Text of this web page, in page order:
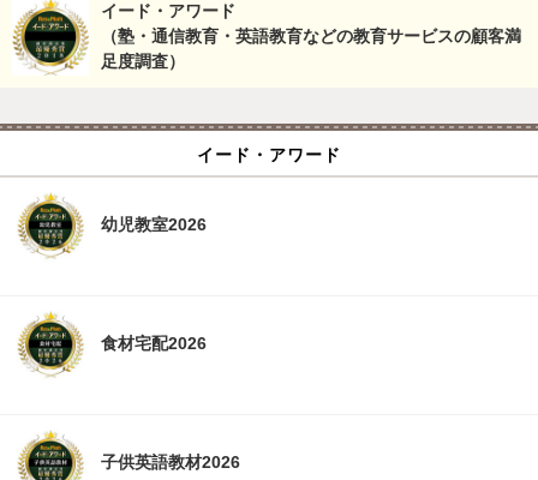
イード・アワード
（塾・通信教育・英語教育などの教育サービスの顧客満
足度調査）
イード・アワード
幼児教室2026
食材宅配2026
子供英語教材2026